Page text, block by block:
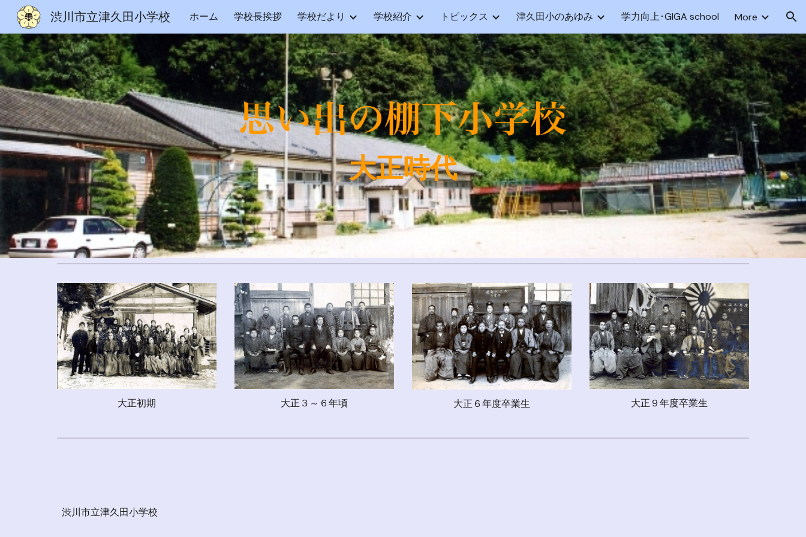
Skip to main content Skip to navigation
渋川市立津久田小学校 ホーム 学校長挨拶 学校だより 学校紹介 トピックス 津久田小のあゆみ 学力向上･GIGA school More
大正時代
大正初期 大正３～６年頃 大正６年度卒業生 大正９年度卒業生
渋川市立津久田小学校